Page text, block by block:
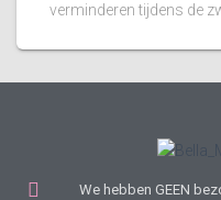
verminderen tijdens de
We hebben GEEN